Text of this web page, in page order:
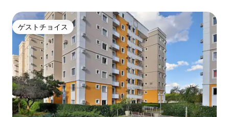
ゲストチョイス
ゲストチョイス